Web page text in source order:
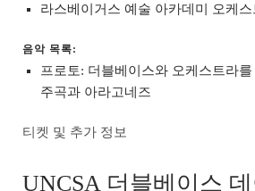
라스베이거스 예술 아카데미 오케
음악 목록:
프로토: 더블베이스와 오케스트라
주곡과 아라고네즈
티켓 및 추가 정보
UNCSA 더블베이스 데